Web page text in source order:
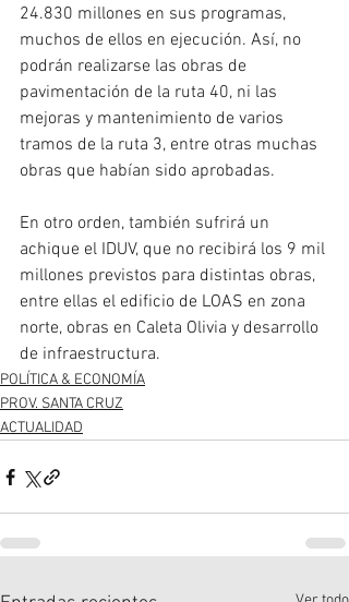
24.830 millones en sus programas,
muchos de ellos en ejecución. Así, no
podrán realizarse las obras de
pavimentación de la ruta 40, ni las
mejoras y mantenimiento de varios
tramos de la ruta 3, entre otras muchas
obras que habían sido aprobadas.
En otro orden, también sufrirá un
achique el IDUV, que no recibirá los 9 mil
millones previstos para distintas obras,
entre ellas el edificio de LOAS en zona
norte, obras en Caleta Olivia y desarrollo
de infraestructura.
POLÍTICA & ECONOMÍA
PROV. SANTA CRUZ
ACTUALIDAD